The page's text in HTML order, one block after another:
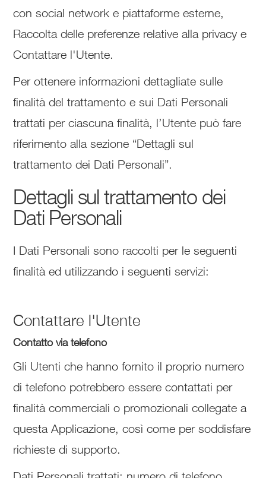
con social network e piattaforme esterne,
Raccolta delle preferenze relative alla privacy e
Contattare l'Utente.
Per ottenere informazioni dettagliate sulle
finalità del trattamento e sui Dati Personali
trattati per ciascuna finalità, l’Utente può fare
riferimento alla sezione “Dettagli sul
trattamento dei Dati Personali”.
Dettagli sul trattamento dei
Dati Personali
I Dati Personali sono raccolti per le seguenti
finalità ed utilizzando i seguenti servizi:
Contattare l'Utente
Contatto via telefono
Gli Utenti che hanno fornito il proprio numero
di telefono potrebbero essere contattati per
finalità commerciali o promozionali collegate a
questa Applicazione, così come per soddisfare
richieste di supporto.